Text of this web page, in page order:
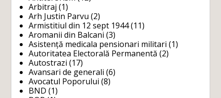
Arbitraj (1)
Arh Justin Parvu (2)
Armistitiul din 12 sept 1944(11)
Aromanii din Balcani (3)
Asistență medicala pensionari militari (1)
Autoritatea Electorală Permanentă (2)
Autostrazi (17)
Avansari de generali (6)
Avocatul Poporului (8)
BND (1)